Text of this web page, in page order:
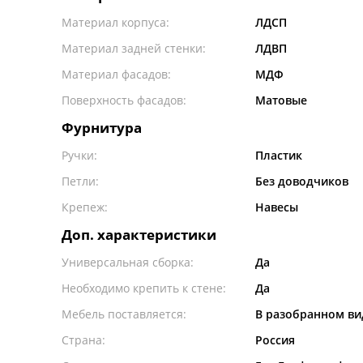
Материал корпуса:
ЛДСП
Материал задней стенки:
ЛДВП
Материал фасадов:
МДФ
Поверхность фасадов:
Матовые
Фурнитура
Ручки:
Пластик
Петли:
Без доводчиков
Крепеж:
Навесы
Доп. характеристики
Универсальная сборка:
Да
Необходимо крепить к стене:
Да
Мебель поставляется:
В разобранном
Страна:
Россия